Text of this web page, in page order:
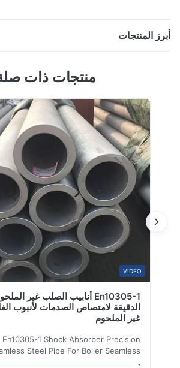
المنتجات
المقاوم للصدأ
لبيئات صناعية صعبة حيث مقاومة التآكل
الأنابيب بسطح
منتجات ذات صلة
En10305-1 أنابيب الصلب غير الملحومة
الدقيقة لامتصاص الصدمات لأنبوب الغلاية
غير الملحوم
En10305-1 Shock Absorber Precision
Seamless Steel Pipe For Boiler Seamless
Seamless Precision steel tubes To be